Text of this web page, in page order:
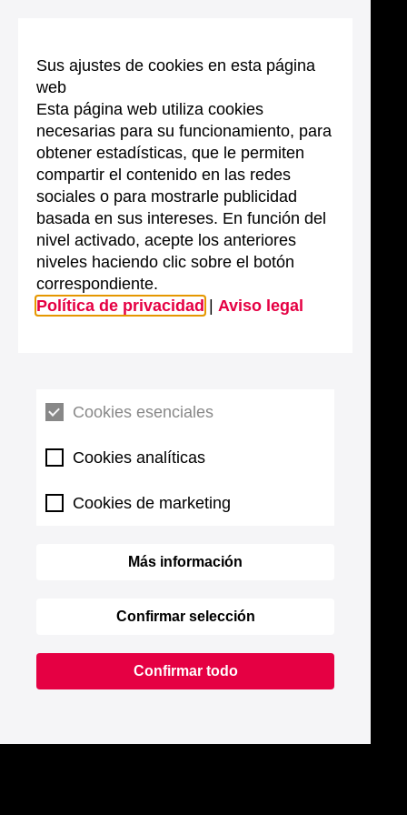
Sus ajustes de cookies en esta página
web
Esta página web utiliza cookies
necesarias para su funcionamiento, para
obtener estadísticas, que le permiten
compartir el contenido en las redes
sociales o para mostrarle publicidad
basada en sus intereses. En función del
nivel activado, acepte los anteriores
niveles haciendo clic sobre el botón
correspondiente.
Política de privacidad
Aviso legal
Cookies esenciales
Cookies analíticas
Cookies de marketing
Más información
Confirmar selección
Confirmar todo